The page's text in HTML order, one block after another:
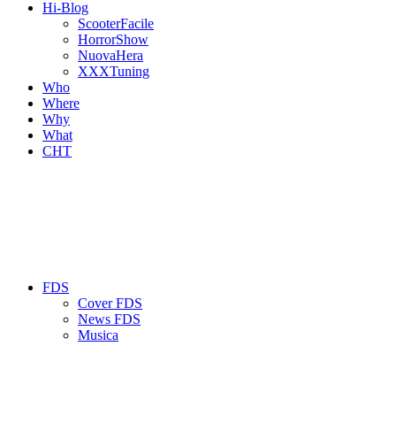
Hi-Blog
ScooterFacile
HorrorShow
NuovaHera
XXXTuning
Who
Where
Why
What
CHT
FDS
Cover FDS
News FDS
Musica